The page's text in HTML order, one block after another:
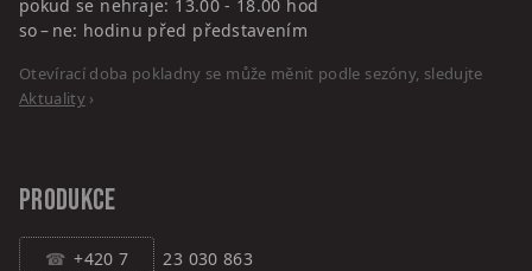
pokud se nehraje: 13.00 - 18.00 hod
so – ne: hodinu před představením
Otevírací doba pokladny se může měnit podle sezóny, sledujte
Aktuality›
PRODUKCE
+420 7
23 030 863